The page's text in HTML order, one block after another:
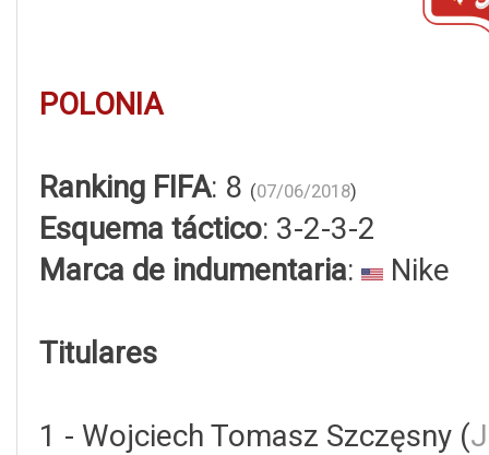
POLONIA
Ranking FIFA: 8 (07/06/2018)
Esquema táctico: 3-2-3-2
Marca de indumentaria: Nike
Titulares
1 - Wojciech Tomasz Szczęsny (